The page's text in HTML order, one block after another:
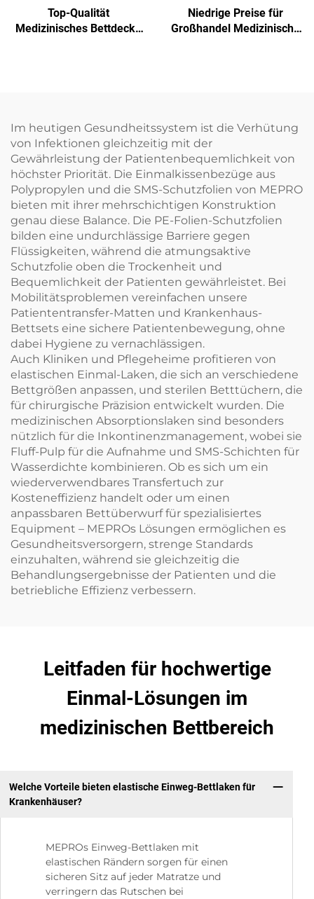
Top-Qualität
Medizinisches Bettdecke
Niedrige Preise für
Großhandel Medizinische
Im heutigen Gesundheitssystem ist die Verhütung
von Infektionen gleichzeitig mit der
Gewährleistung der Patientenbequemlichkeit von
höchster Priorität. Die Einmalkissenbezüge aus
Polypropylen und die SMS-Schutzfolien von MEPRO
bieten mit ihrer mehrschichtigen Konstruktion
genau diese Balance. Die PE-Folien-Schutzfolien
bilden eine undurchlässige Barriere gegen
Flüssigkeiten, während die atmungsaktive
Schutzfolie oben die Trockenheit und
Bequemlichkeit der Patienten gewährleistet. Bei
Mobilitätsproblemen vereinfachen unsere
Patiententransfer-Matten und Krankenhaus-
Bettsets eine sichere Patientenbewegung, ohne
dabei Hygiene zu vernachlässigen.
Auch Kliniken und Pflegeheime profitieren von
elastischen Einmal-Laken, die sich an verschiedene
Bettgrößen anpassen, und sterilen Betttüchern, die
für chirurgische Präzision entwickelt wurden. Die
medizinischen Absorptionslaken sind besonders
nützlich für die Inkontinenzmanagement, wobei sie
Fluff-Pulp für die Aufnahme und SMS-Schichten für
Wasserdichte kombinieren. Ob es sich um ein
wiederverwendbares Transfertuch zur
Kosteneffizienz handelt oder um einen
anpassbaren Bettüberwurf für spezialisiertes
Equipment – MEPROs Lösungen ermöglichen es
Gesundheitsversorgern, strenge Standards
einzuhalten, während sie gleichzeitig die
Behandlungsergebnisse der Patienten und die
betriebliche Effizienz verbessern.
Leitfaden für hochwertige
Einmal-Lösungen im
medizinischen Bettbereich
Welche Vorteile bieten elastische Einweg-Bettlaken für
Krankenhäuser?
MEPROs Einweg-Bettlaken mit
elastischen Rändern sorgen für einen
sicheren Sitz auf jeder Matratze und
verringern das Rutschen bei